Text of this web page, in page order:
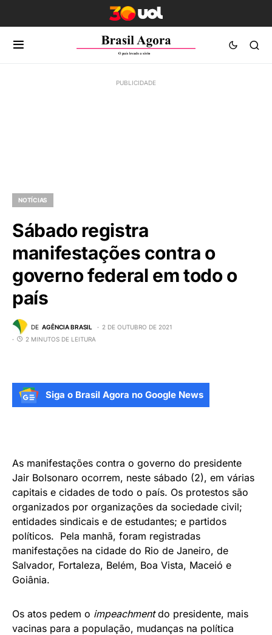
NOTÍCIAS
Sábado registra
manifestações contra o
governo federal em todo o
país
DE AGÊNCIA BRASIL
2 DE OUTUBRO DE 2021
2 MINUTOS DE LEITURA
Siga o Brasil Agora no Google News
As manifestações contra o governo do presidente
Jair Bolsonaro ocorrem, neste sábado (2), em várias
capitais e cidades de todo o país. Os protestos são
organizados por organizações da sociedade civil;
entidades sindicais e de estudantes; e partidos
políticos. Pela manhã, foram registradas
manifestações na cidade do Rio de Janeiro, de
Salvador, Fortaleza, Belém, Boa Vista, Maceió e
Goiânia.
Os atos pedem o impeachmentdo presidente, mais
vacinas para a população, mudanças na política